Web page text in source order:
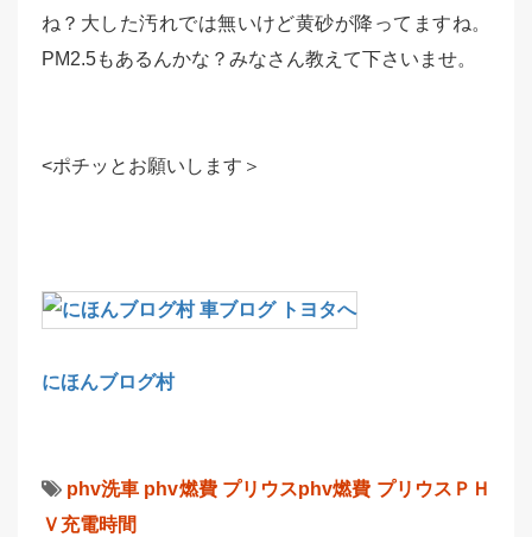
ね？大した汚れでは無いけど黄砂が降ってますね。
PM2.5もあるんかな？みなさん教えて下さいませ。
<ポチッとお願いします＞
にほんブログ村
phv洗車 phv燃費 プリウスphv燃費 プリウスＰＨ
Ｖ充電時間